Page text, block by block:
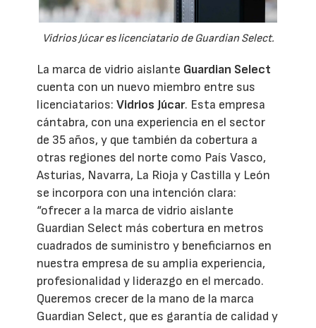
Vidrios Júcar es licenciatario de Guardian Select.
La marca de vidrio aislante Guardian Select
cuenta con un nuevo miembro entre sus
licenciatarios:Vidrios Júcar. Esta empresa
cántabra, con una experiencia en el sector
de 35 años, y que también da cobertura a
otras regiones del norte como País Vasco,
Asturias, Navarra, La Rioja y Castilla y León
se incorpora con una intención clara:
“ofrecer a la marca de vidrio aislante
Guardian Select más cobertura en metros
cuadrados de suministro y beneficiarnos en
nuestra empresa de su amplia experiencia,
profesionalidad y liderazgo en el mercado.
Queremos crecer de la mano de la marca
Guardian Select, que es garantía de calidad y